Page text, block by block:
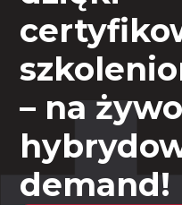
– na
demand!